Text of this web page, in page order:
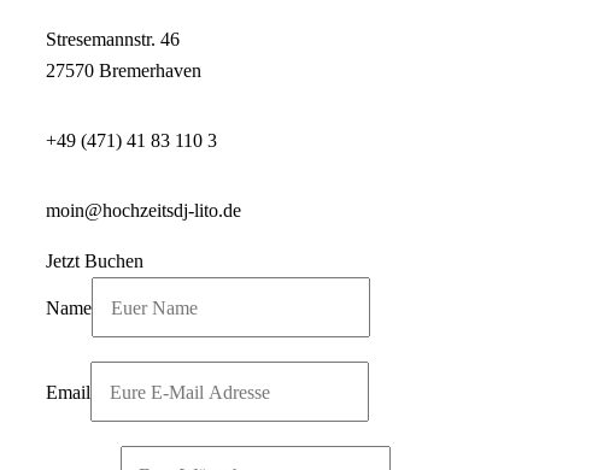
Stresemannstr. 46
27570 Bremerhaven
+49 (471) 41 83 110 3
moin@hochzeitsdj-lito.de
Jetzt Buchen
Name
Email